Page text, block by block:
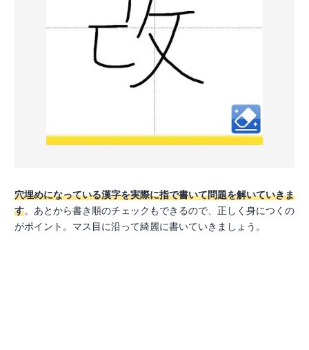
穴埋めになっている漢字を実際に指で書いて問題を解いていきま
す。あとから書き順のチェックもできるので、正しく身につくの
がポイント。マス目に沿って綺麗に書いていきましょう。